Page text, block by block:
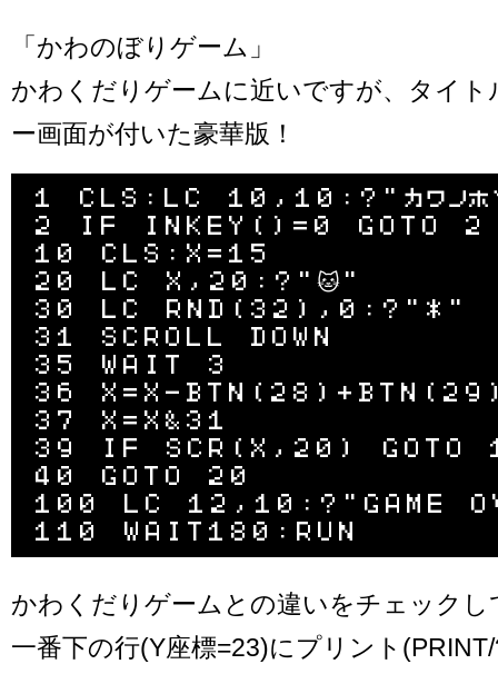
「かわのぼりゲーム」
かわくだりゲームに近いですが、タイト
ー画面が付いた豪華版！
1 CLS:LC 10,10:?"ｶﾜﾉﾎ
2 IF INKEY()=0 GOTO 2
10 CLS:X=15
20 LC X,20:?"🐱"
30 LC RND(32),0:?"*"
31 SCROLL DOWN
35 WAIT 3
36 X=X-
37 X=X&31
39 IF SCR(X,20) GOTO
40 GOTO 20
100 LC 12,10:?"GAME
かわくだりゲームとの違いをチェック
一番下の行(Y座標=23)にプリント